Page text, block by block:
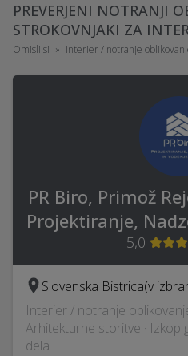
PREVERJENI NOTRANJI
STROKOVNJAKI ZA
Omisli.si Interier / notranje
PR Biro, Primož
Projektiranje,
5,0
Slovenska Bistrica(v
Interier / notranje
Arhitekturne storitve · Izkop
dela